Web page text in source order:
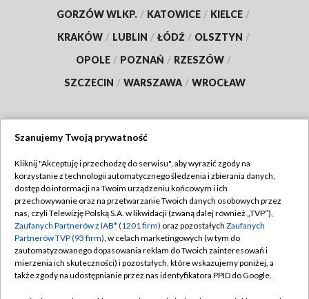
GORZÓW WLKP. / KATOWICE / KIELCE /
KRAKÓW / LUBLIN / ŁÓDŹ / OLSZTYN /
OPOLE / POZNAŃ / RZESZÓW /
SZCZECIN / WARSZAWA / WROCŁAW
TVP
Abonament TVP
Emisja w TVP
Centrum informacji TVP
Naziemna Telewizja Cyfrowa
Regulamin TVP
Polityka prywatności
Moje zgody
Pomoc
Szanujemy Twoją prywatność
Kliknij "Akceptuję i przechodzę do serwisu", aby wyrazić zgody na
korzystanie z technologii automatycznego śledzenia i zbierania danych,
dostęp do informacji na Twoim urządzeniu końcowym i ich
przechowywanie oraz na przetwarzanie Twoich danych osobowych przez
nas, czyli Telewizję Polską S.A. w likwidacji (zwaną dalej również „TVP”),
Zaufanych Partnerów z IAB* (1201 firm) oraz pozostałych Zaufanych
Partnerów TVP (93 firm), w celach marketingowych (w tym do
zautomatyzowanego dopasowania reklam do Twoich zainteresowań i
mierzenia ich skuteczności) i pozostałych, które wskazujemy poniżej, a
także zgody na udostępnianie przez nas identyfikatora PPID do Google.